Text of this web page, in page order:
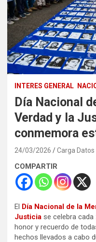
INTERES GENERAL
Día Nacional
Verdad y la
conmemora
24/03/2026 Carga Datos
COMPARTIR
El Día Nacional de la
Justicia se celebra cada
honor y recuerdo de
hechos llevados a cabo